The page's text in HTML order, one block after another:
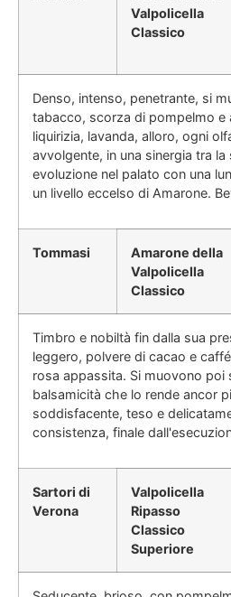
Valpolicella
Classico
Denso, intenso, penetrante, si
tabacco, scorza di pompelmo e
liquirizia, lavanda, alloro, ogni
avvolgente, in una sinergia tra
evoluzione nel palato con una
un livello eccelso di Amarone.
Tommasi
Amarone della
Valpolicella
Classico
Timbro e nobiltà fin dalla sua
leggero, polvere di cacao e
rosa appassita. Si muovono
balsamicità che lo rende ancor
soddisfacente, teso e
consistenza, finale
Sartori di
Verona
Valpolicella
Ripasso
Classico
Superiore